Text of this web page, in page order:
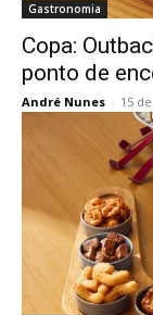
Gastronomia
Copa:
ponto de
André Nunes - 15